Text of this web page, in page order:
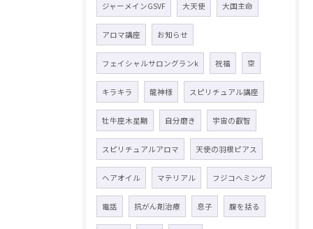
ジャーメインGSVF 大天使 大国主命
アロマ講座 お知らせ
フェイシャルサロングランk 祝福 空
キラキラ 龍神様 スピリチュアル講座
牡牛座木星期 自分磨き 宇宙の叡智
スピリチュアルアロマ 天使の羽根ピアス
ヘアオイル マテリアル フジコヘミング
電話 抗がん剤治療 息子 腹を括る